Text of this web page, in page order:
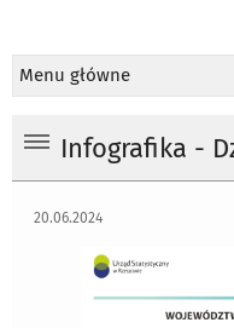
Menu główne
Infografika -
20.06.2024